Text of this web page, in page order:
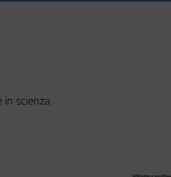
in scienza